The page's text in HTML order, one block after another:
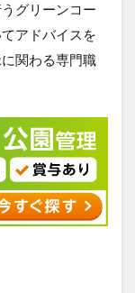
グリーンコー
アドバイスを
関わる専門職